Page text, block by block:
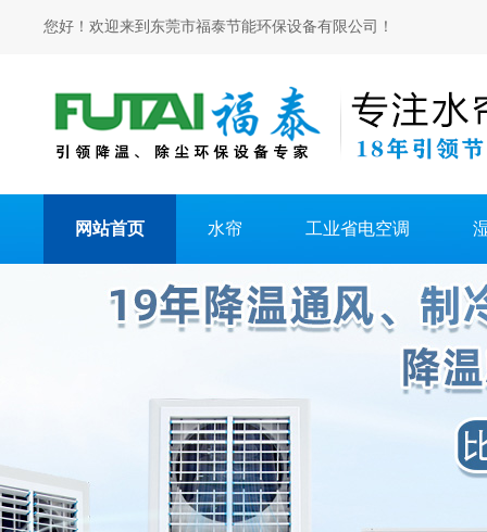
您好！欢迎来到东莞市福泰节能环保设备有限公司！
网站首页 水帘 工业省电空调